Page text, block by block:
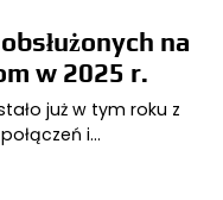
na
w 2025 r.
już w tym roku z
i…